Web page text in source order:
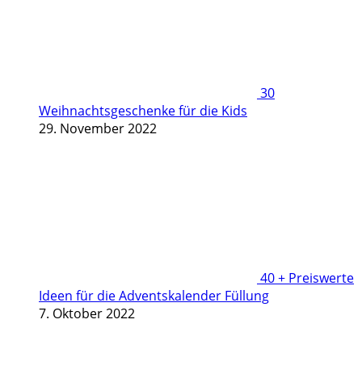
30
Weihnachtsgeschenke für die Kids
29. November 2022
40 + Preiswerte
Ideen für die Adventskalender Füllung
7. Oktober 2022